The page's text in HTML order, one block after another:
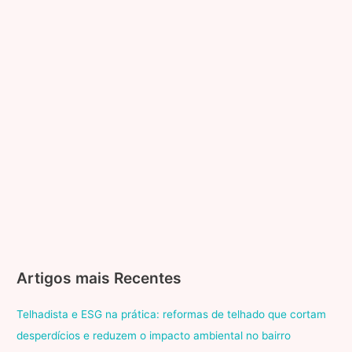
Artigos mais Recentes
Telhadista e ESG na prática: reformas de telhado que cortam
desperdícios e reduzem o impacto ambiental no bairro